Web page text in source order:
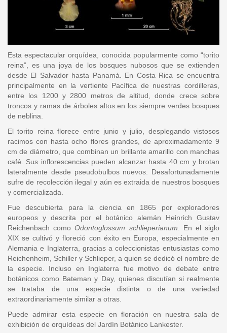
Esta espectacular orquídea, conocida popularmente como “torito
reina”, es una joya de los bosques nubosos que se extienden
desde El Salvador hasta Panamá. En Costa Rica se encuentra
principalmente en la vertiente Pacífica de nuestras cordilleras,
entre los 1200 y 2800 metros de altitud, donde crece sobre
troncos y ramas de árboles altos en los siempre verdes bosques
de neblina.
El torito reina florece entre junio y julio, desplegando vistosos
racimos con hasta ocho flores grandes, de aproximadamente 9
cm de diámetro, que combinan un brillante amarillo con manchas
café. Sus inflorescencias pueden alcanzar hasta 40 cm y brotan
lateralmente desde pseudobulbos nuevos. Desafortunadamente
sufre de recolección ilegal y aún es extraida de nuestros bosques
y comercializada.
Fue descubierta para la ciencia en 1865 por exploradores
europeos y descrita por el botánico alemán Heinrich Gustav
Reichenbach como Odontoglossum schlieperianum . En el siglo
XIX se cultivó y floreció con éxito en Europa, especialmente en
Alemania e Inglaterra, gracias a coleccionistas entusiastas como
Reichenheim, Schiller y Schlieper, a quien se dedicó el nombre de
la especie. Incluso en Inglaterra fue motivo de debate entre
botánicos como Bateman y Day, quienes discutían si realmente
se trataba de una especie distinta o de una variedad
extraordinariamente similar a otras.
Puede admirar esta especie en floración en nuestra sala de
exhibición de orquídeas del Jardín Botánico Lankester.